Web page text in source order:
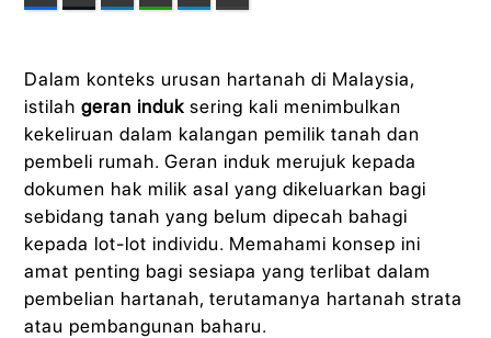
Dalam konteks urusan hartanah di Malaysia,
istilahgeran induk sering kali menimbulkan
kekeliruan dalam kalangan pemilik tanah dan
pembeli rumah. Geran induk merujuk kepada
dokumen hak milik asal yang dikeluarkan bagi
sebidang tanah yang belum dipecah bahagi
kepada lot-lot individu. Memahami konsep ini
amat penting bagi sesiapa yang terlibat dalam
pembelian hartanah, terutamanya hartanah strata
atau pembangunan baharu.